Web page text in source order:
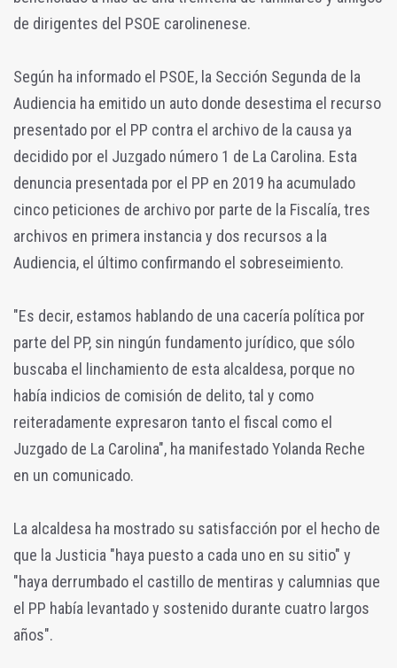
de dirigentes del PSOE carolinenese.
Según ha informado el PSOE, la Sección Segunda de la
Audiencia ha emitido un auto donde desestima el recurso
presentado por el PP contra el archivo de la causa ya
decidido por el Juzgado número 1 de La Carolina. Esta
denuncia presentada por el PP en 2019 ha acumulado
cinco peticiones de archivo por parte de la Fiscalía, tres
archivos en primera instancia y dos recursos a la
Audiencia, el último confirmando el sobreseimiento.
"Es decir, estamos hablando de una cacería política por
parte del PP, sin ningún fundamento jurídico, que sólo
buscaba el linchamiento de esta alcaldesa, porque no
había indicios de comisión de delito, tal y como
reiteradamente expresaron tanto el fiscal como el
Juzgado de La Carolina", ha manifestado Yolanda Reche
en un comunicado.
La alcaldesa ha mostrado su satisfacción por el hecho de
que la Justicia "haya puesto a cada uno en su sitio" y
"haya derrumbado el castillo de mentiras y calumnias que
el PP había levantado y sostenido durante cuatro largos
años".